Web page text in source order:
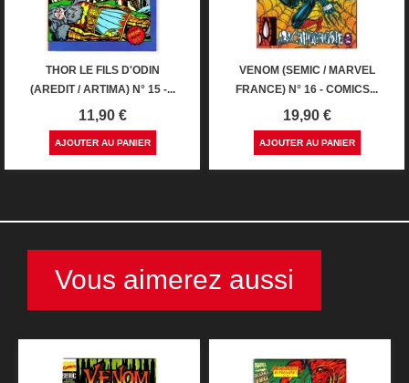
THOR LE FILS D'ODIN
(AREDIT / ARTIMA) N° 15 -...
Prix
11,90 €
AJOUTER AU PANIER
VENOM (SEMIC / MARVEL
FRANCE) N° 16 - COMICS...
Prix
19,90 €
AJOUTER AU PANIER
Vous aimerez aussi